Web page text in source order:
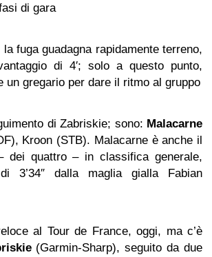
di gara
la fuga guadagna rapidamente terreno,
di 4′; solo a questo punto,
un gregario per dare il ritmo al gruppo
di Zabriskie; sono: Malacarne
Kroon (STB). Malacarne è anche il
dei quattro – in classifica generale,
3’34″ dalla maglia gialla Fabian
al Tour de France, oggi, ma c’è
(Garmin-Sharp), seguito da due